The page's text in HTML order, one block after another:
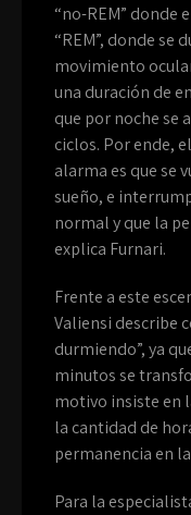
“no-REM” donde
“REM”, donde se
movimiento
una duración de
que por noche se
ciclos. Por ende,
alarma es que se
sueño, e
normal y que la
explica Furnari.
Frente a este
Valiensi describe
durmiendo”, ya
minutos se
motivo insiste en
la cantidad de
permanencia en
Para la